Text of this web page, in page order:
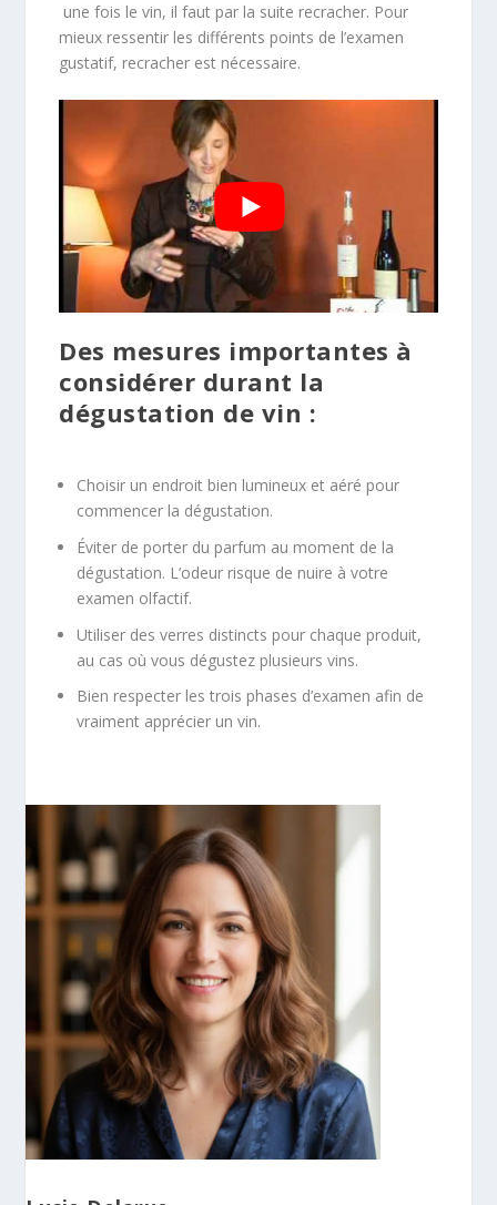
une fois le vin, il faut par la suite recracher. Pour
mieux ressentir les différents points de l’examen
gustatif, recracher est nécessaire.
Des mesures importantes à
considérer durant la
dégustation de vin :
Choisir un endroit bien lumineux et aéré pour
commencer la dégustation.
Éviter de porter du parfum au moment de la
dégustation. L’odeur risque de nuire à votre
examen olfactif.
Utiliser des verres distincts pour chaque produit,
au cas où vous dégustez plusieurs vins.
Bien respecter les trois phases d’examen afin de
vraiment apprécier un vin.